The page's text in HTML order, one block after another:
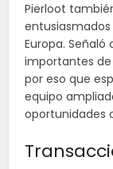
Pierloot
entusiasmados
Europa.
importantes de
por eso que
equipo
oportunidades